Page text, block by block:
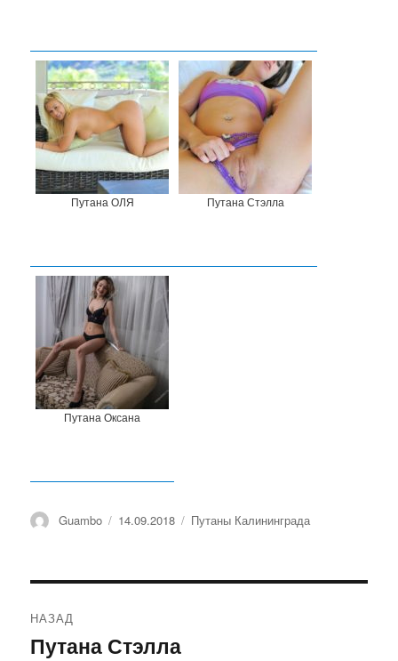
Путана ОЛЯ Путана Стэлла
Путана Оксана
Автор
Guambo Опубликовано
14.09.2018 Рубрики
Путаны Калининграда
по
НАЗАД
Предыдущая
Путана Стэлла